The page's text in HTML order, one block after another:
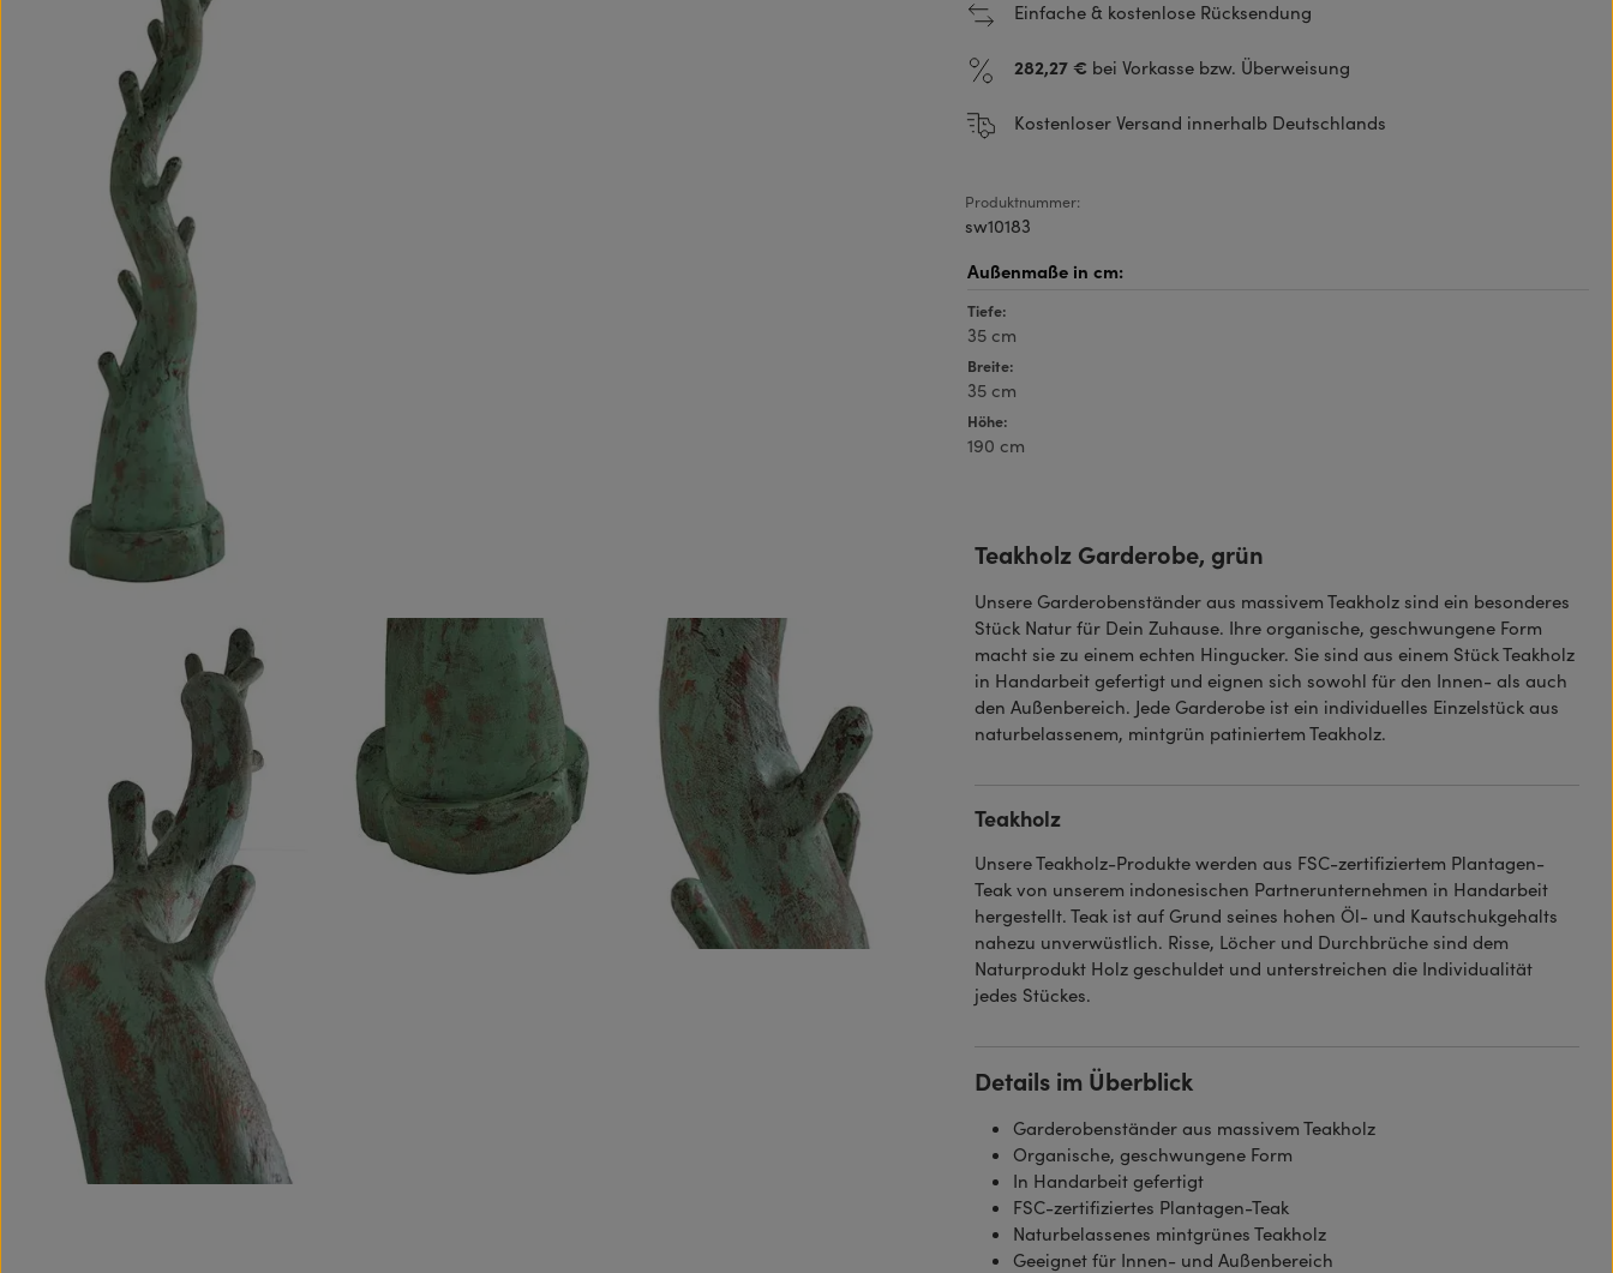
Einfache & kostenlose Rücksendung
282,27 € bei Vorkasse bzw. Überweisung
Kostenloser Versand innerhalb Deutschlands
Produktnummer:
sw10183
Tiefe:
35 cm
Breite:
35 cm
Höhe:
190 cm
Teakholz Garderobe, grün
Unsere Garderobenständer aus massivem Teakholz sind ein besonderes
Stück Natur für Dein Zuhause. Ihre organische, geschwungene Form
macht sie zu einem echten Hingucker. Sie sind aus einem Stück Teakholz
in Handarbeit gefertigt und eignen sich sowohl für den Innen- als auch
den Außenbereich. Jede Garderobe ist ein individuelles Einzelstück aus
naturbelassenem, mintgrün patiniertem Teakholz.
Teakholz
Unsere Teakholz-Produkte werden aus FSC-zertifiziertem Plantagen-
Teak von unserem indonesischen Partnerunternehmen in Handarbeit
hergestellt. Teak ist auf Grund seines hohen Öl- und Kautschukgehalts
nahezu unverwüstlich. Risse, Löcher und Durchbrüche sind dem
Naturprodukt Holz geschuldet und unterstreichen die Individualität
jedes Stückes.
Details im Überblick
Garderobenständer aus massivem Teakholz
Organische, geschwungene Form
In Handarbeit gefertigt
FSC-zertifiziertes Plantagen-Teak
Naturbelassenes mintgrünes Teakholz
Geeignet für Innen- und Außenbereich